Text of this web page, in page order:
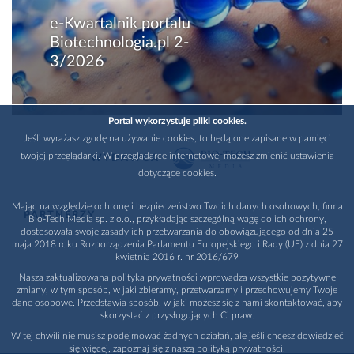
e-Kwartalnik portalu
Biotechnologia.pl 2-
3/2026
WYDAWCA
PARTNERZY
Portal wykorzystuje pliki cookies.
Jeśli wyrażasz zgodę na używanie cookies, to będą one zapisane w pamięci
twojej przeglądarki. W przeglądarce internetowej możesz zmienić ustawienia
dotyczące cookies.
Mając na względzie ochronę i bezpieczeństwo Twoich danych osobowych, firma
Bio-Tech Media sp. z o.o., przykładając szczególną wagę do ich ochrony,
dostosowała swoje zasady ich przetwarzania do obowiązującego od dnia 25
maja 2018 roku Rozporządzenia Parlamentu Europejskiego i Rady (UE) z dnia 27
kwietnia 2016 r. nr 2016/679
Nasza zaktualizowana polityka prywatności wprowadza wszystkie pozytywne
zmiany, w tym sposób, w jaki zbieramy, przetwarzamy i przechowujemy Twoje
dane osobowe. Przedstawia sposób, w jaki możesz się z nami skontaktować, aby
skorzystać z przysługujących Ci praw.
W tej chwili nie musisz podejmować żadnych działań, ale jeśli chcesz dowiedzieć
się więcej, zapoznaj się z naszą polityką prywatności.